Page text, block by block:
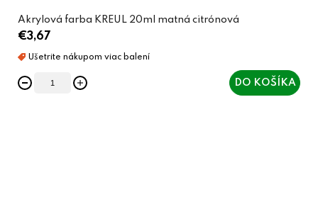
Akrylová farba KREUL 20ml matná citrónová
€3,67
DO KOŠÍKA